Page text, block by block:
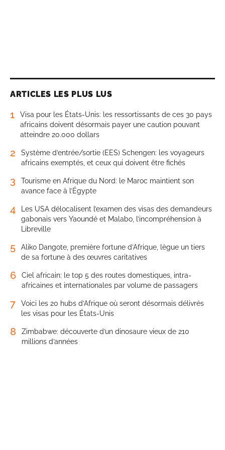
ARTICLES LES PLUS LUS
1
Visa pour les États-Unis: les ressortissants de ces 30 pays
africains doivent désormais payer une caution pouvant
atteindre 20.000 dollars
2
Système d’entrée/sortie (EES) Schengen: les voyageurs
africains exemptés, et ceux qui doivent être fichés
3
Tourisme en Afrique du Nord: le Maroc maintient son
avance face à l’Égypte
4
Les USA délocalisent l’examen des visas des demandeurs
gabonais vers Yaoundé et Malabo, l’incompréhension à
Libreville
5
Aliko Dangote, première fortune d’Afrique, lègue un tiers
de sa fortune à des œuvres caritatives
6
Ciel africain: le top 5 des routes domestiques, intra-
africaines et internationales par volume de passagers
7
Voici les 20 hubs d’Afrique où seront désormais délivrés
les visas pour les États-Unis
8
Zimbabwe: découverte d’un dinosaure vieux de 210
millions d’années